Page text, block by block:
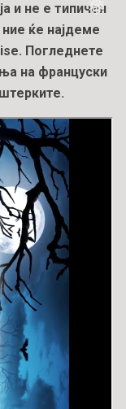
❅
и не е типичен
ќе најдеме
Погледнете
на француски